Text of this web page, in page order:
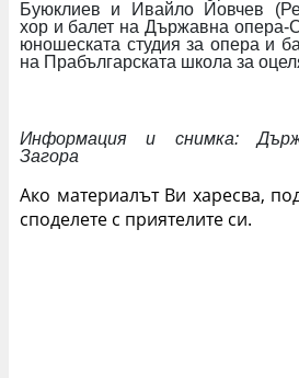
Буюклиев и Ивайло Йовчев
хор и балет на Държавна опера-
юношеската студия за опера и
на Прабългарската школа за
Информация и снимка:
Загора
Ако материалът Ви харесва,
споделете с приятелите си.